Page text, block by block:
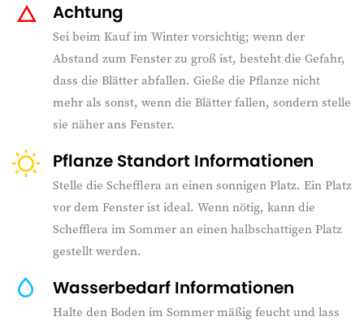
Achtung
Sei beim Kauf im Winter vorsichtig; wenn der
Abstand zum Fenster zu groß ist, besteht die Gefahr,
dass die Blätter abfallen. Gieße die Pflanze nicht
mehr als sonst, wenn die Blätter fallen, sondern stelle
sie näher ans Fenster.
Pflanze Standort Informationen
Stelle die Schefflera an einen sonnigen Platz. Ein Platz
vor dem Fenster ist ideal. Wenn nötig, kann die
Schefflera im Sommer an einen halbschattigen Platz
gestellt werden.
Wasserbedarf Informationen
Halte den Boden im Sommer mäßig feucht und lass